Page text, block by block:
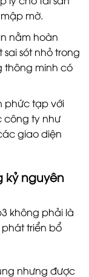
mờ.
nằm hoàn
sót nhỏ trong
thông minh có
phức tạp với
công ty như
giao diện
kỷ nguyên
không phải là
triển bổ
nhưng được